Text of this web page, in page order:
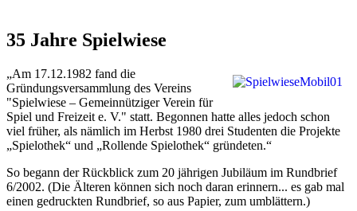
35 Jahre Spielwiese
„Am 17.12.1982 fand die
Gründungsversammlung des Vereins
"Spielwiese – Gemeinnütziger Verein für
Spiel und Freizeit e. V." statt. Begonnen hatte alles jedoch schon
viel früher, als nämlich im Herbst 1980 drei Studenten die Projekte
„Spielothek“ und „Rollende Spielothek“ gründeten.“
So begann der Rückblick zum 20 jährigen Jubiläum im Rundbrief
6/2002. (Die Älteren können sich noch daran erinnern... es gab mal
einen gedruckten Rundbrief, so aus Papier, zum umblättern.)